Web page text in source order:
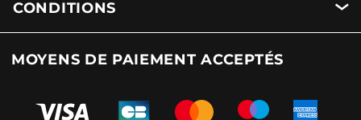
CONDITIONS
MOYENS DE PAIEMENT ACCEPTÉS